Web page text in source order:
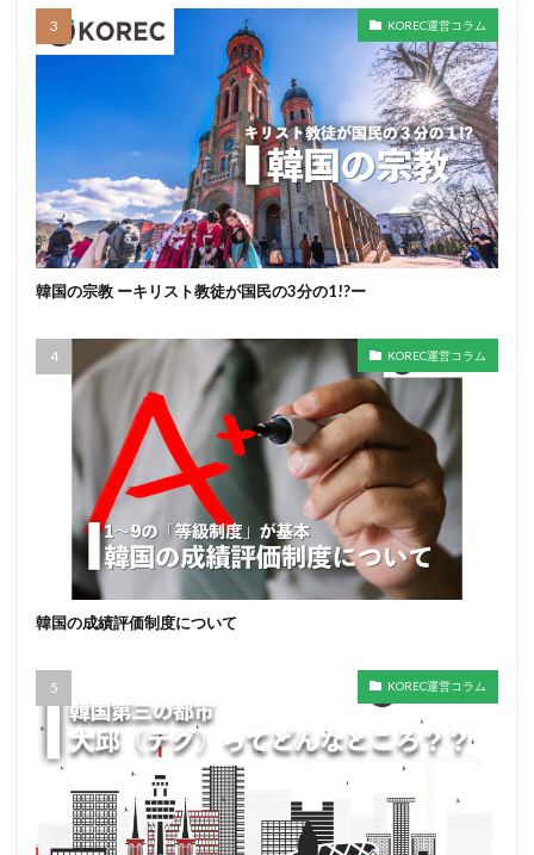
KOREC運営コラム
韓国の宗教 ーキリスト教徒が国民の3分の1!?ー
KOREC運営コラム
韓国の成績評価制度について
KOREC運営コラム